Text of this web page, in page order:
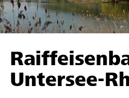
Parrainer
Soutien & assistance
Trouvez des projets et des
Untersee-